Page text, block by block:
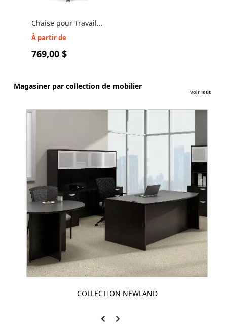
Chaise pour Travail
Intensif - Chiroform
À partir de
769,00 $
Magasiner par collection de mobilier
Voir Tout
COLLECTION NEWLAND